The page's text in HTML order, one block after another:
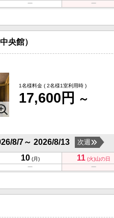
央館）
1名様料金 ( 2名様1室利用時 )
17,600円 ～
8/7～ 2026/8/13 次週
10 (月) 11 (火)山の日